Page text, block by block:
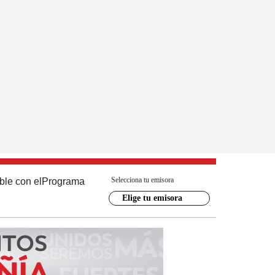
con el Programa Selecciona tu emisora
Elige tu emisora